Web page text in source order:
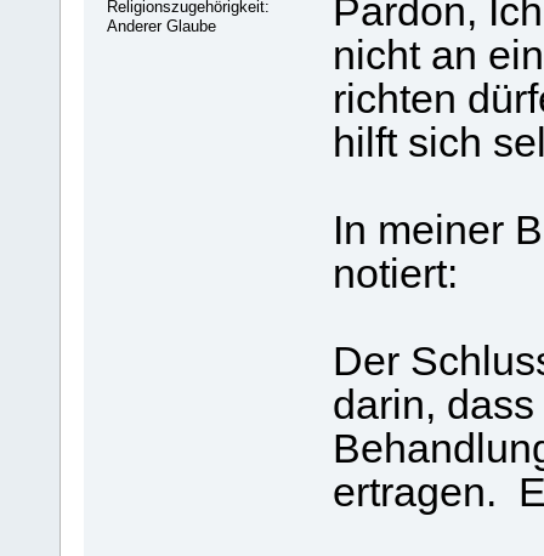
Religionszugehörigkeit:
Anderer Glaube
Pardon,
nicht an
richten
hilft sich
In meiner
notiert:
Der
darin,
ertragen.